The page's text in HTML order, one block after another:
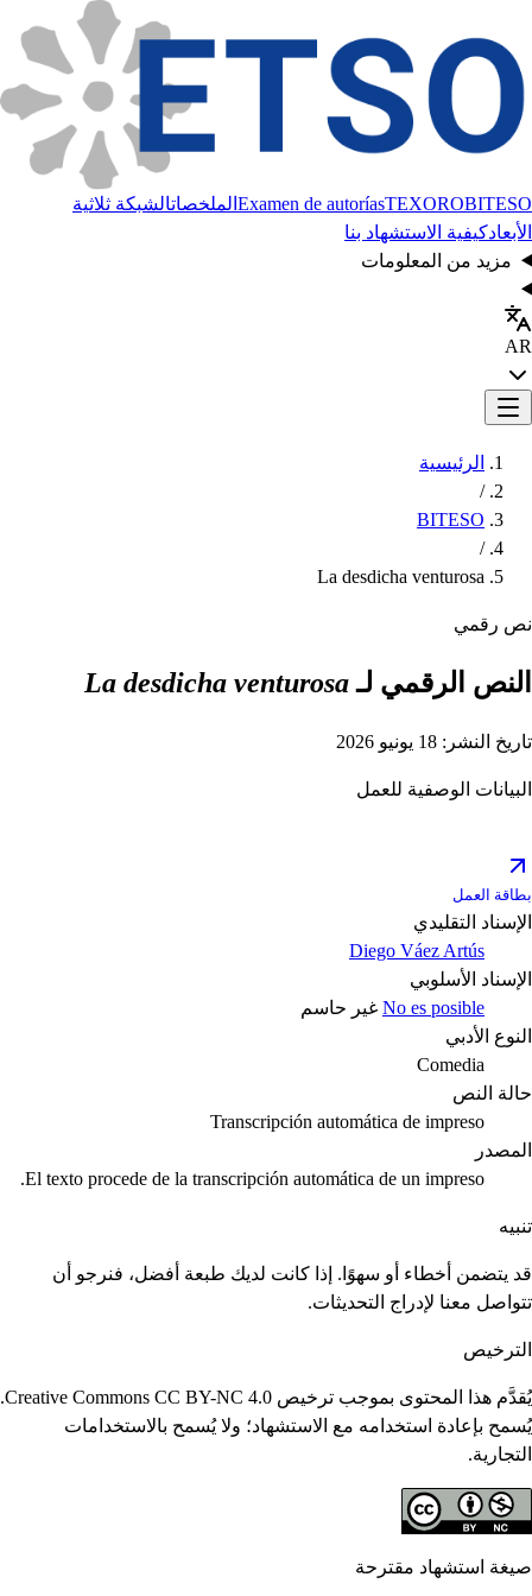
Examen de autoríasTEXOROBITESO الملخصاتالشبكة ثلاثية
الأبعادكيفية الاستشهاد بنا
مزيد من المعلومات
AR
الرئيسية
/
BITESO
/
La desdicha venturosa
نص رقمي
النص الرقمي لـLa desdicha venturosa
تاريخ النشر: 18 يونيو 2026
البيانات الوصفية للعمل
بطاقة العمل
الإسناد التقليدي
Diego Váez Artús
الإسناد الأسلوبي
No es posible غير حاسم
النوع الأدبي
Comedia
حالة النص
Transcripción automática de impreso
المصدر
El texto procede de la transcripción automática de un impreso.
تنبيه
قد يتضمن أخطاء أو سهوًا. إذا كانت لديك طبعة أفضل، فنرجو أن
تتواصل معنا لإدراج التحديثات.
الترخيص
يُقدَّم هذا المحتوى بموجب ترخيص Creative Commons CC BY-NC 4.0.
يُسمح بإعادة استخدامه مع الاستشهاد؛ ولا يُسمح بالاستخدامات
التجارية.
صيغة استشهاد مقترحة